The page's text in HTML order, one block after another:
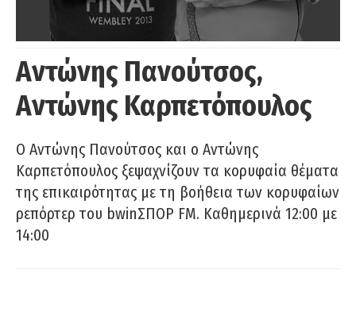
Αντώνης Πανούτσος,
Αντώνης Καρπετόπουλος
Ο Αντώνης Πανούτσος και ο Αντώνης
Καρπετόπουλος ξεψαχνίζουν τα κορυφαία θέματα
της επικαιρότητας με τη βοήθεια των κορυφαίων
ρεπόρτερ του bwinΣΠΟΡ FM. Καθημερινά 12:00 με
14:00